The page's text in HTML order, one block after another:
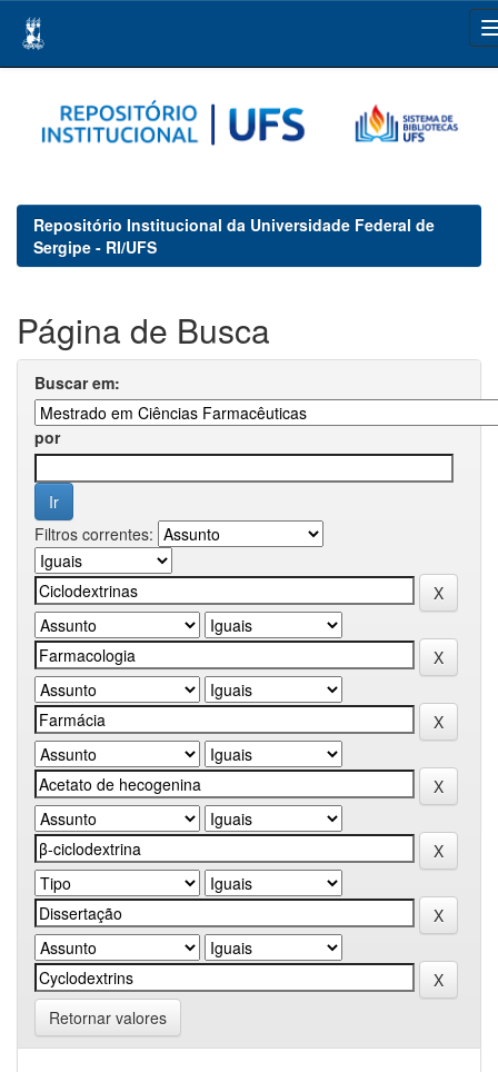
navigation
Repositório Institucional da Universidade Federal de
Sergipe - RI/UFS
Página de Busca
Buscar em:
por
Filtros correntes:
Retornar valores